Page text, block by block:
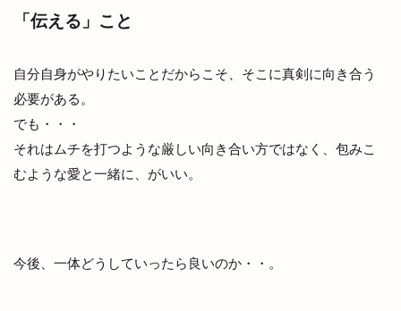
「伝える」こと
自分自身がやりたいことだからこそ、そこに真剣に向き合う
必要がある。
でも・・・
それはムチを打つような厳しい向き合い方ではなく、包みこ
むような愛と一緒に、がいい。
今後、一体どうしていったら良いのか・・。